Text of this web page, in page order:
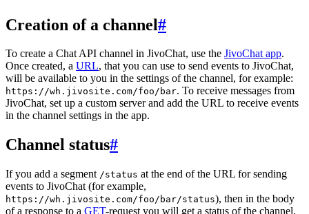
Creation of a channel#
To create a Chat API channel in JivoChat, use the JivoChat app.
Once created, a URL, that you can use to send events to JivoChat,
will be available to you in the settings of the channel, for example:
https://wh.jivosite.com/foo/bar. To receive messages from
JivoChat, set up a custom server and add the URL to receive events
in the channel settings in the app.
Channel status#
If you add a segment /status at the end of the URL for sending
events to JivoChat (for example,
https://wh.jivosite.com/foo/bar/status), then in the body
of a response to a GET-request you will get a status of the channel,